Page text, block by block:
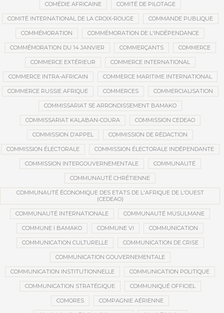
COMÉDIE AFRICAINE COMITÉ DE PILOTAGE
COMITÉ INTERNATIONAL DE LA CROIX-ROUGE COMMANDE PUBLIQUE
COMMÉMORATION COMMÉMORATION DE L'INDÉPENDANCE
COMMÉMORATION DU 14 JANVIER COMMERÇANTS COMMERCE
COMMERCE EXTÉRIEUR COMMERCE INTERNATIONAL
COMMERCE INTRA-AFRICAIN COMMERCE MARITIME INTERNATIONAL
COMMERCE RUSSIE AFRIQUE COMMERCES COMMERCIALISATION
COMMISSARIAT 5E ARRONDISSEMENT BAMAKO
COMMISSARIAT KALABAN-COURA COMMISSION CEDEAO
COMMISSION D’APPEL COMMISSION DE RÉDACTION
COMMISSION ÉLECTORALE COMMISSION ÉLECTORALE INDÉPENDANTE
COMMISSION INTERGOUVERNEMENTALE COMMUNAUTÉ
COMMUNAUTÉ CHRÉTIENNE
COMMUNAUTÉ ÉCONOMIQUE DES ETATS DE L'AFRIQUE DE L'OUEST
(CEDEAO)
COMMUNAUTÉ INTERNATIONALE COMMUNAUTÉ MUSULMANE
COMMUNE I BAMAKO COMMUNE VI COMMUNICATION
COMMUNICATION CULTURELLE COMMUNICATION DE CRISE
COMMUNICATION GOUVERNEMENTALE
COMMUNICATION INSTITUTIONNELLE COMMUNICATION POLITIQUE
COMMUNICATION STRATÉGIQUE COMMUNIQUÉ OFFICIEL
COMORES COMPAGNIE AÉRIENNE